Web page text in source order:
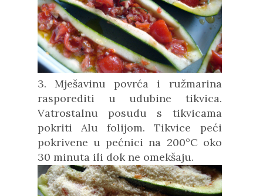
3. Mješavinu povrća i ružmarina
rasporediti u udubine tikvica.
Vatrostalnu posudu s tikvicama
pokriti Alu folijom. Tikvice peći
pokrivene u pećnici na 200°C oko
30 minuta ili dok ne omekšaju.